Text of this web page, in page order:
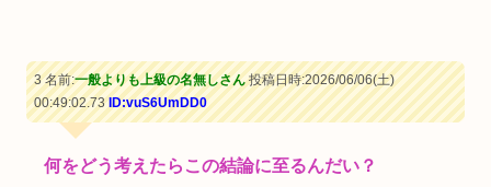
3 名前:一般よりも上級の名無しさん投稿日時:2026/06/06(土)
00:49:02.73ID:vuS6UmDD0
何をどう考えたらこの結論に至るんだい？